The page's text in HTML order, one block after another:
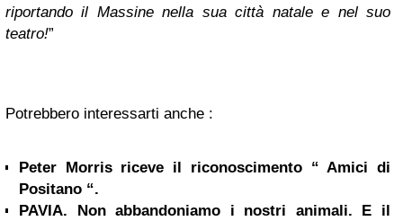
riportando il Massine nella sua città natale e nel suo
teatro!”
Potrebbero interessarti anche :
Peter Morris riceve il riconoscimento “ Amici di
Positano “.
PAVIA. Non abbandoniamo i nostri animali. E il